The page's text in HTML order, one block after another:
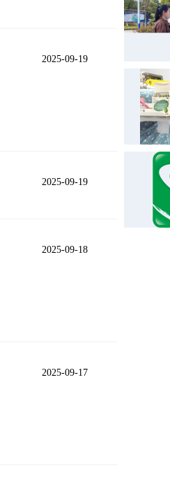
2025-09-19
2025-09-19
2025-09-18
2025-09-17